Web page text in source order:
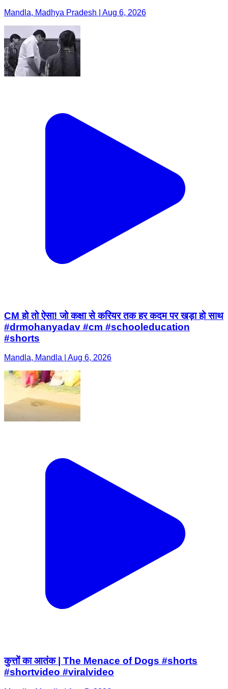
Mandla, Madhya Pradesh | Aug 6, 2026
CM हो तो ऐसा! जो कक्षा से करियर तक हर कदम पर खड़ा हो साथ
#drmohanyadav #cm #schooleducation
#shorts
Mandla, Mandla | Aug 6, 2026
कुत्तों का आतंक | The Menace of Dogs #shorts
#shortvideo #viralvideo